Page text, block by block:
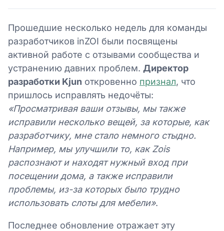
Прошедшие несколько недель для команды
разработчиков inZOI были посвящены
активной работе с отзывами сообщества и
устранению давних проблем. Директор
разработки Kjun откровенно признал, что
пришлось исправлять недочёты:
«Просматривая ваши отзывы, мы также
исправили несколько вещей, за которые, как
разработчику, мне стало немного стыдно.
Например, мы улучшили то, как Zois
распознают и находят нужный вход при
посещении дома, а также исправили
проблемы, из-за которых было трудно
использовать слоты для мебели».
Последнее обновление отражает эту